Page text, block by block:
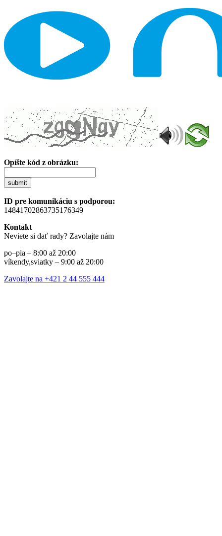
Opíšte kód z obrázku:
submit
ID pre komunikáciu s podporou:
14841702863735176349
Kontakt
Neviete si dať rady? Zavolajte nám
po–pia – 8:00 až 20:00
víkendy,sviatky – 9:00 až 20:00
Zavolajte na +421 2 44 555 444